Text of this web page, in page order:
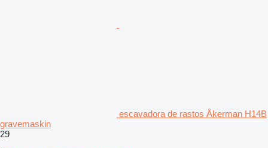
escavadora de rastos Åkerman H14B
gravemaskin
29